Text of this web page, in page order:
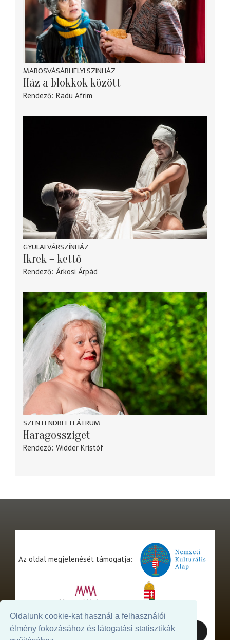
Oldalunk cookie-kat használ a felhasználói
élmény fokozásához és látogatási statisztikák
MAROSVÁSÁRHELYI SZINHÁZ
Ház a blokkok között
Rendező Radu Afrim
GYULAI VÁRSZÍNHÁZ
Ikrek – kettő
Rendező Árkosi Árpád
SZENTENDREI TEÁTRUM
Haragossziget
Rendező Widder Kristóf
Az oldal megjelenését támogatja: